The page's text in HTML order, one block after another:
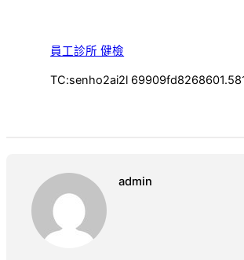
員工診所 健檢
TC:senho2ai2l
admin